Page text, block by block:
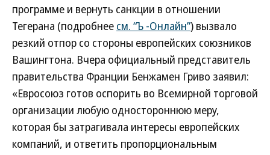
программе и вернуть санкции в отношении
Тегерана (подробнее см. “Ъ -Онлайн”) вызвало
резкий отпор со стороны европейских союзников
Вашингтона. Вчера официальный представитель
правительства Франции Бенжамен Гриво заявил:
«Евросоюз готов оспорить во Всемирной торговой
организации любую одностороннюю меру,
которая бы затрагивала интересы европейских
компаний, и ответить пропорциональным